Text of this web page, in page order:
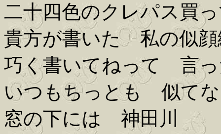
二十四色のクレパス買
貴方が書いた 私の似顔
巧く書いてねって 言
いつもちっとも 似て
窓の下には 神田川